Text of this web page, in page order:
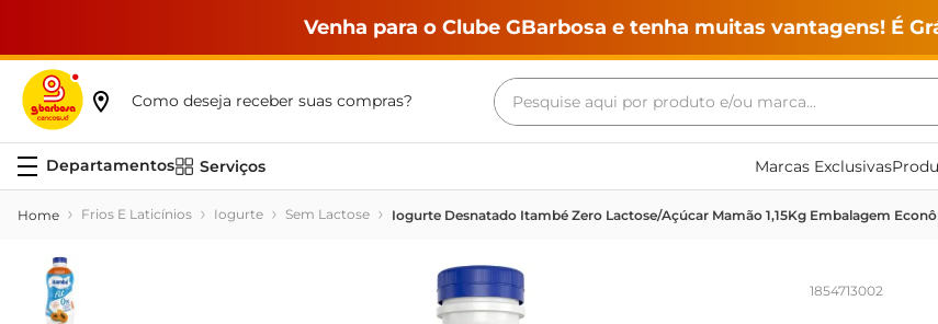
Venha para o Clube GBarbosa e tenha muitas vantagens! É
Como deseja receber suas compras?
Pesquise aqui por produto e/ou marca...
Serviços Marcas Exclusivas
Frios E Laticínios Iogurte Sem Lactose Iogurte Desnatado Itambé Zero Lactose/Açúcar Mamão 1,15Kg Embalagem
1854713002
Termos mais buscados
maquina lavar